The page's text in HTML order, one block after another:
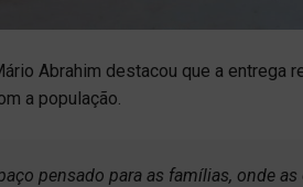
Abrahim destacou que a entrega
a população.
pensado para as famílias, onde